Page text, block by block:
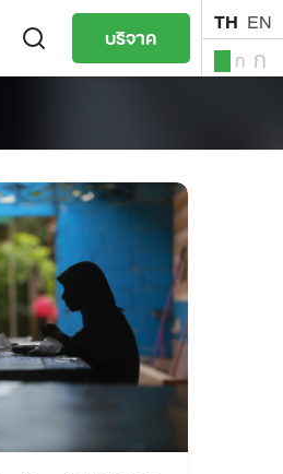
บริจาค TH EN
ก ก